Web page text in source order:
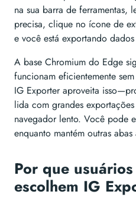
na sua barra de ferramentas,
precisa, clique no ícone de
e você está exportando
A base Chromium do Edge
funcionam eficientemente
IG Exporter aproveita
lida com grandes
navegador lento. Você pode
enquanto mantém outras
Por que
escolhem IG